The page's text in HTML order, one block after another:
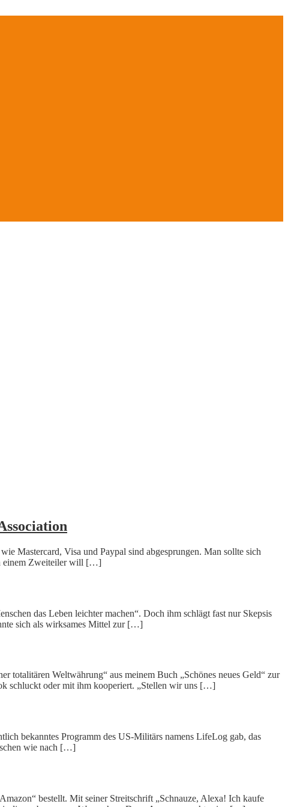
Mastercard, Visa und Paypal sind abgesprungen. Man sollte sich
einem Zweiteiler will […]
das Leben leichter machen“. Doch ihm schlägt fast nur Skepsis
sich als wirksames Mittel zur […]
totalitären Weltwährung“ aus meinem Buch „Schönes neues Geld“ zur
schluckt oder mit ihm kooperiert. „Stellen wir uns […]
bekanntes Programm des US-Militärs namens LifeLog gab, das
wie nach […]
bestellt. Mit seiner Streitschrift „Schnauze, Alexa! Ich kaufe